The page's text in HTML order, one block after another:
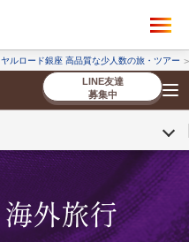
ルロード銀座 高品質な少人数の旅・ツアー
LINE友達
募集中
法人企業・自治体のみ
なさまへ
×
国内ツアー